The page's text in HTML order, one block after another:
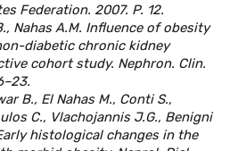
Federation. 2007. P. 12.
Nahas A.M. Influence of obesity
diabetic chronic kidney
cohort study. Nephron. Clin.
B., El Nahas M., Conti S.,
C., Vlachojannis J.G., Benigni
histological changes in the